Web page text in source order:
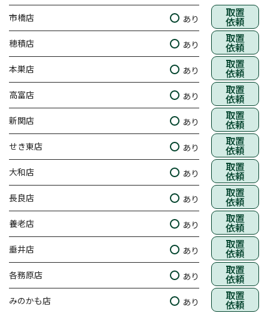
市橋店 あり 取置
依頼
穂積店 あり 取置
依頼
本巣店 あり 取置
依頼
高富店 あり 取置
依頼
新関店 あり 取置
依頼
せき東店 あり 取置
依頼
大和店 あり 取置
依頼
長良店 あり 取置
依頼
養老店 あり 取置
依頼
垂井店 あり 取置
依頼
各務原店 あり 取置
依頼
みのかも店 あり 取置
依頼